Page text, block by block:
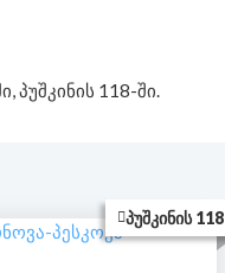
პუშკინის 118-ში.
ᲞᲣᲨᲙᲘᲜᲘᲡ 118